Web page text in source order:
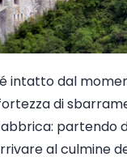
intatto dal
di
partendo
al culmine